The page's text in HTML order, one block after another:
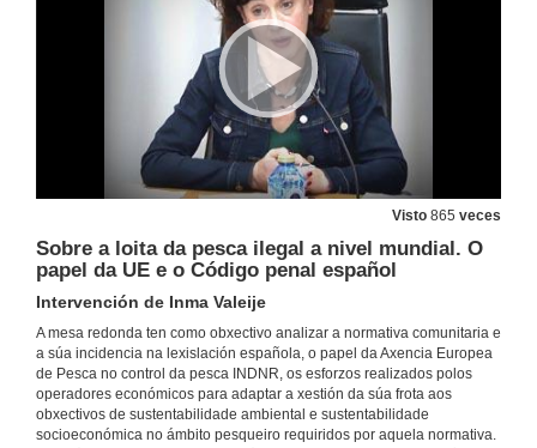
Visto 865 veces
Sobre a loita da pesca ilegal a nivel mundial. O
papel da UE e o Código penal español
Intervención de Inma Valeije
A mesa redonda ten como obxectivo analizar a normativa comunitaria e
a súa incidencia na lexislación española, o papel da Axencia Europea
de Pesca no control da pesca INDNR, os esforzos realizados polos
operadores económicos para adaptar a xestión da súa frota aos
obxectivos de sustentabilidade ambiental e sustentabilidade
socioeconómica no ámbito pesqueiro requiridos por aquela normativa.